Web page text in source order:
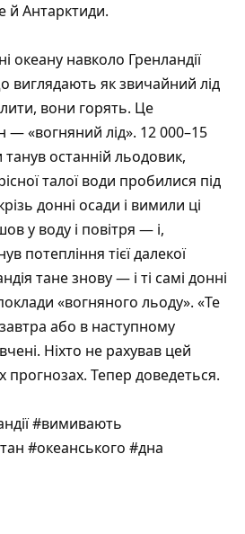
й Антарктиди.
океану навколо Гренландії
виглядають як звичайний лід
вони горять. Це
«вогняний лід». 12 000–15
танув останній льодовик,
талої води пробилися під
донні осади і вимили ці
у воду і повітря — і,
потепління тієї далекої
тане знову — і ті самі донні
«вогняного льоду». «Те
або в наступному
Ніхто не рахував цей
прогнозах. Тепер доведеться.
#вимивають
#океанського #дна